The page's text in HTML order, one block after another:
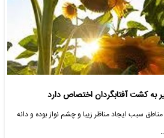
به کشت آفتابگردان اختصاص دارد
مناطق سبب ایجاد مناظر زیبا و چشم نواز بوده و دانه